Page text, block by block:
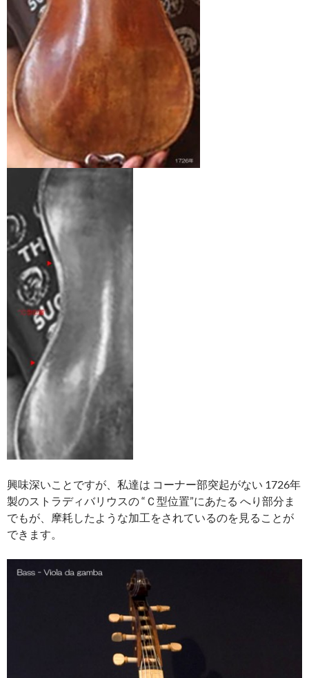
興味深いことですが、私達は コーナー部突起がない 1726年
製のストラディバリウスの “Ｃ型位置”にあたる へり部分ま
でもが、摩耗したような加工をされているのを見ることが
できます。